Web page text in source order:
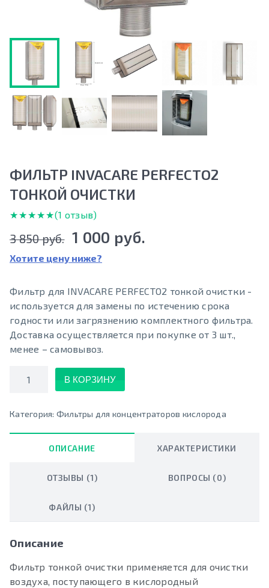
ФИЛЬТР INVACARE PERFECTO2
ТОНКОЙ ОЧИСТКИ
★★★★★
★★★★★(1 отзыв)
3 850 руб. 1 000 руб.
Хотите цену ниже?
Фильтр для INVACARE PERFECTO2 тонкой очистки -
используется для замены по истечению срока
годности или загрязнению комплектного фильтра.
Доставка осуществляется при покупке от 3 шт.,
менее – самовывоз.
Количество
В КОРЗИНУ
Категория: Фильтры для концентраторов кислорода
ОПИСАНИЕ ХАРАКТЕРИСТИКИ
ОТЗЫВЫ (1) ВОПРОСЫ (0)
ФАЙЛЫ (1)
Описание
Фильтр тонкой очистки применяется для очистки
воздуха, поступающего в кислородный